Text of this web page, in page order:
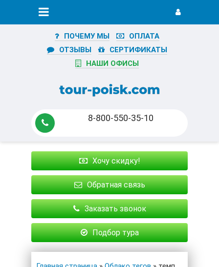
ПОЧЕМУ МЫ
ОПЛАТА
ОТЗЫВЫ
СЕРТИФИКАТЫ
НАШИ ОФИСЫ
8-800-550-35-10
Хочу скидку!
Обратная связь
Заказать звонок
Подбор тура